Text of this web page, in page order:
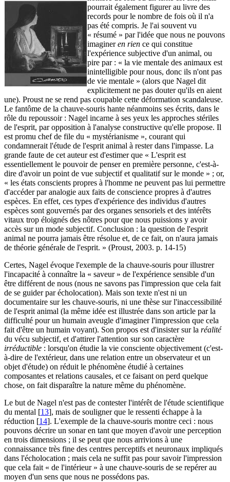
pourrait également figurer au livre des
records pour le nombre de fois où il n'a
pas été compris. Je l'ai souvent vu
« résumé » par l'idée que nous ne pouvons
imagineren rien ce qui constitue
l'expérience subjective d'un animal, ou
pire par : « la vie mentale des animaux est
inintelligible pour nous, donc ils n'ont pas
de vie mentale » (alors que Nagel dit
explicitement ne pas douter qu'ils en aient
une). Proust ne se rend pas coupable cette déformation scandaleuse.
Le fantôme de la chauve-souris hante néanmoins ses écrits, dans le
rôle du repoussoir : Nagel incarne à ses yeux les approches stériles
de l'esprit, par opposition à l'analyse constructive qu'elle propose. Il
est promu chef de file du « mystérianisme », courant qui
condamnerait l'étude de l'esprit animal à rester dans l'impasse. La
grande faute de cet auteur est d'estimer que « L'esprit est
essentiellement le pouvoir de penser en première personne, c'est-à-
dire d'avoir un point de vue subjectif et qualitatif sur le monde » ; or,
« les états conscients propres à l'homme ne peuvent pas lui permettre
d'accéder par analogie aux faits de conscience propres à d'autres
espèces. En effet, ces types d'expérience des individus d'autres
espèces sont gouvernés par des organes sensoriels et des intérêts
vitaux trop éloignés des nôtres pour que nous puissions y avoir
accès sur un mode subjectif. Conclusion : la question de l'esprit
animal ne pourra jamais être résolue et, de ce fait, on n'aura jamais
de théorie générale de l'esprit. » (Proust, 2003. p. 14-15)
Certes, Nagel évoque l'exemple de la chauve-souris pour illustrer
l'incapacité à connaître la « saveur » de l'expérience sensible d'un
être différent de nous (nous ne savons pas l'impression que cela fait
de se guider par écholocation). Mais son texte n'est ni un
documentaire sur les chauve-souris, ni une thèse sur l'inaccessibilité
de l'esprit animal (la même idée est illustrée dans son article par la
difficulté pour un humain aveugle d'imaginer l'impression que cela
fait d'être un humain voyant). Son propos est d'insister sur la réalité
du vécu subjectif, et d'attirer l'attention sur son caractère
irréductible : lorsqu'on étudie la vie consciente objectivement (c'est-
à-dire de l'extérieur, dans une relation entre un observateur et un
objet d'étude) on réduit le phénomène étudié à certaines
composantes et relations causales, et ce faisant on perd quelque
chose, on fait disparaître la nature même du phénomène.
Le but de Nagel n'est pas de contester l'intérêt de l'étude scientifique
du mental [13], mais de souligner que le ressenti échappe à la
réduction [14]. L'exemple de la chauve-souris montre ceci : nous
pouvons décrire un sonar en tant que moyen d'avoir une perception
en trois dimensions ; il se peut que nous arrivions à une
connaissance très fine des centres perceptifs et neuronaux impliqués
dans l'écholocation ; mais cela ne suffit pas pour savoir l'impression
que cela fait « de l'intérieur » à une chauve-souris de se repérer au
moyen d'un sens que nous ne possédons pas.